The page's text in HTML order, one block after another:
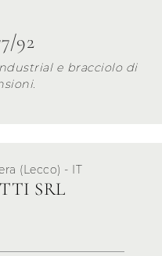
92
e bracciolo di
(Lecco) - IT
SRL